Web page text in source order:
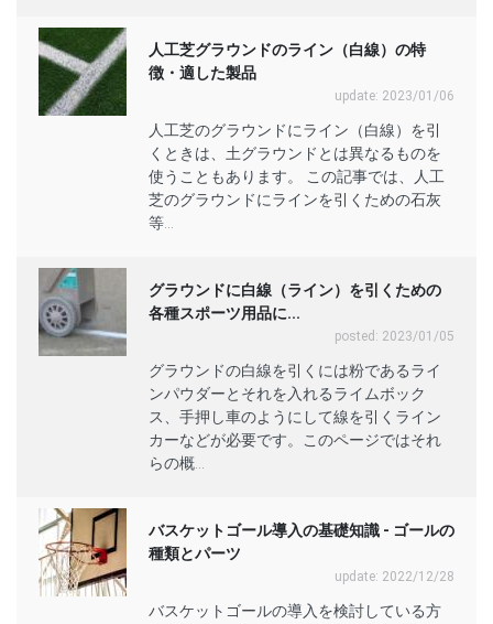
人工芝グラウンドのライン（白線）の特
徴・適した製品
update: 2023/01/06
人工芝のグラウンドにライン（白線）を引
くときは、土グラウンドとは異なるものを
使うこともあります。 この記事では、人工
芝のグラウンドにラインを引くための石灰
等...
グラウンドに白線（ライン）を引くための
各種スポーツ用品に...
posted: 2023/01/05
グラウンドの白線を引くには粉であるライ
ンパウダーとそれを入れるライムボック
ス、手押し車のようにして線を引くライン
カーなどが必要です。このページではそれ
らの概...
バスケットゴール導入の基礎知識 - ゴールの
種類とパーツ
update: 2022/12/28
バスケットゴールの導入を検討している方